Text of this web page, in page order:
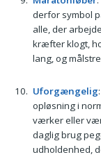
derfor symbol
alle, der
kræfter klogt,
lang, og
Uforgængelig
opløsning i
værker eller
daglig brug
udholdenhed,